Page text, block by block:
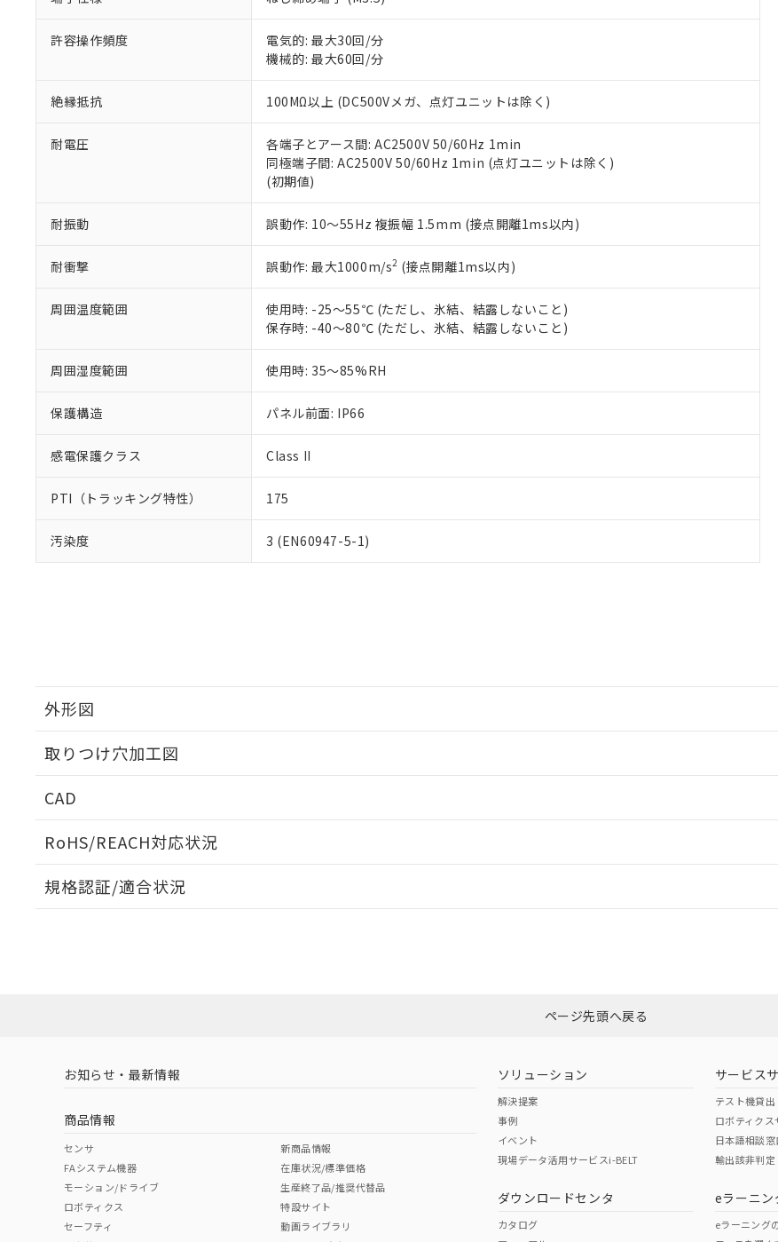
許容操作頻度
電気的: 最大30回/分
機械的: 最大60回/分
絶縁抵抗 100MΩ以上 (DC500Vメガ、点灯ユニットは除く)
耐電圧
各端子とアース間: AC2500V 50/60Hz 1min
同極端子間: AC2500V 50/60Hz 1min (点灯ユニットは除く)
(初期値)
耐振動 誤動作: 10～55Hz 複振幅 1.5mm (接点開離1ms以内)
耐衝撃 誤動作: 最大1000m/s2 (接点開離1ms以内)
周囲温度範囲
使用時: -25～55℃ (ただし、氷結、結露しないこと)
保存時: -40～80℃ (ただし、氷結、結露しないこと)
周囲湿度範囲 使用時: 35～85%RH
保護構造 パネル前面: IP66
感電保護クラス Class II
PTI（トラッキング特性） 175
汚染度 3 (EN60947-5-1)
外形図
取りつけ穴加工図
CAD
RoHS/REACH対応状況
EU RoHS 注意事項・凡例
ダウンロードはこちら
中国 RoHS 注意事項・凡例
中国 RoHS表
Pb Hg Cr(VI)
規格認証/適合状況
いる法人を指します。
EU RoHS指令（10物質）の非含有証明書
51物質の非含有証明書（当社基準）
※本証明書は発行日時点で非含有を証明するもので、過去に遡って非含有を証明する
また、RoHS指令のフタル酸エステル類４物質の対応では、対応完了までの期間は
混在することから備考欄に対応日を記載しておりました。
既に当社にて対応品への在庫切替を完了していることから、特段のことがない限り
ページ先頭へ戻る
お知らせ・最新情報
商品情報
センサ
FAシステム機器
モーション/ドライブ
ロボティクス
セーフティ
新商品情報
在庫状況/標準価格
生産終了品/推奨代替品
特設サイト
動画ライブラリ
ソリューション
解決提案
事例
イベント
現場データ活用サービスi-BELT
ダウンロードセンタ
カタログ
サービス
テスト機貸出
ロボティクス
日本語相談
輸出該非判定
eラーニン
eラーニング